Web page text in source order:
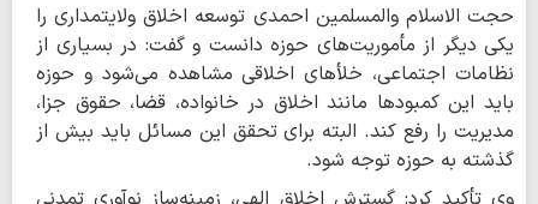
حجت الاسلام والمسلمین احمدی توسعه اخلاق ولایتمداری را
یکی دیگر از مأموریت‌های حوزه دانست و گفت: در بسیاری از
نظامات اجتماعی، خلأهای اخلاقی مشاهده می‌شود و حوزه
باید این کمبودها مانند اخلاق در خانواده، قضا، حقوق جزا،
مدیریت را رفع کند. البته برای تحقق این مسائل باید بیش از
گذشته به حوزه توجه شود.